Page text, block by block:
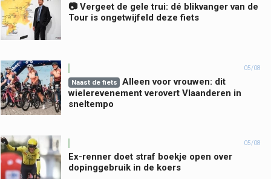
📷 Vergeet de gele trui: dé blikvanger van de
Tour is ongetwijfeld deze fiets
05/08
Naast de fiets
Alleen voor vrouwen: dit
wielerevenement verovert Vlaanderen in
sneltempo
05/08
Ex-renner doet straf boekje open over
dopinggebruik in de koers